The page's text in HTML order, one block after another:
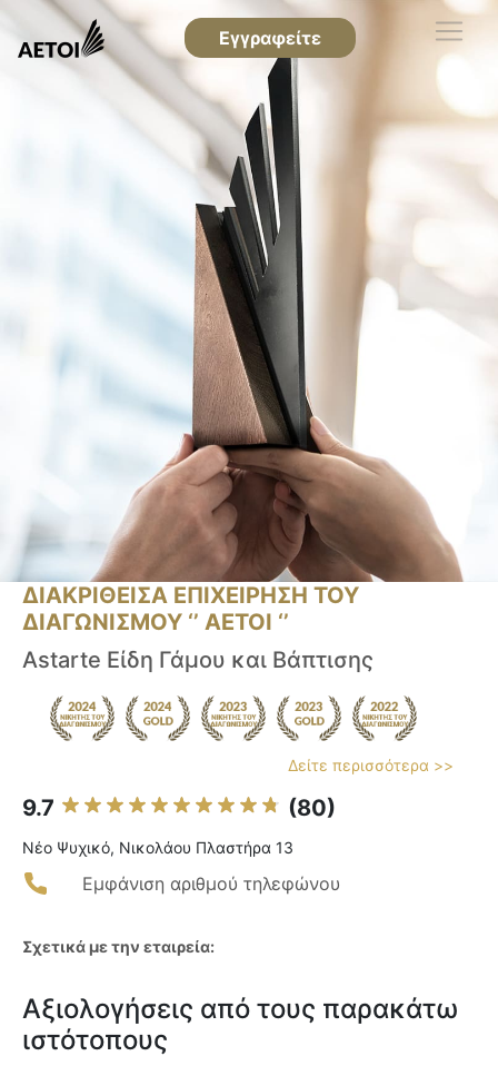
Εγγραφείτε
ΔΙΑΚΡΙΘΕΙΣΑ ΕΠΙΧΕΙΡΗΣΗ ΤΟΥ
ΔΙΑΓΩΝΙΣΜΟΥ ‘’ ΑΕΤΟΙ ‘’
Astarte Είδη Γάμου και Βάπτισης
Δείτε περισσότερα >>
9.7 (80)
Νέο Ψυχικό, Νικολάου Πλαστήρα 13
Εμφάνιση αριθμού τηλεφώνου
Σχετικά με την εταιρεία:
Αξιολογήσεις από τους παρακάτω
ιστότοπους